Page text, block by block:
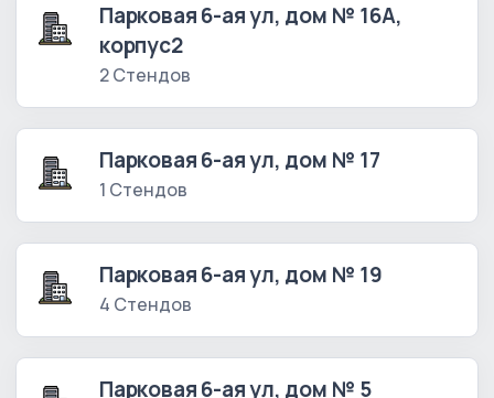
Парковая 6-ая ул, дом № 16А,
корпус2
2 Стендов
Парковая 6-ая ул, дом № 17
1 Стендов
Парковая 6-ая ул, дом № 19
4 Стендов
Парковая 6-ая ул, дом № 5